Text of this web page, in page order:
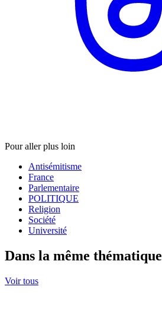
Pour aller plus loin
Antisémitisme
France
Parlementaire
POLITIQUE
Religion
Société
Université
Dans la même thématique
Voir tous